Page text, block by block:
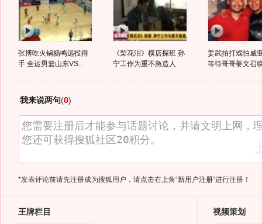
张博吃火锅杨鸣远投得
手 全运男篮山东VS..
《梨花泪》横店探班 孙
宁工作为重不急造人
姜武拍打戏怕威
等待哥哥姜文召
我来说两句(0)
*发表评论前请先注册成为搜狐用户，请点击右上角“新用户注册”进行注册！
王牌栏目 视频策划